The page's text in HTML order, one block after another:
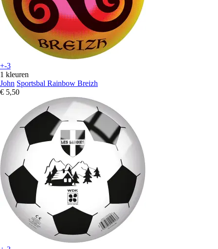
+-3
1 kleuren
John Sportsbal Rainbow Breizh
€ 5,50